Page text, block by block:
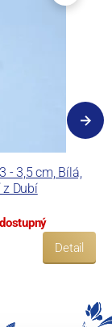
- 3,5 cm, Bílá,
Dubí
Detail